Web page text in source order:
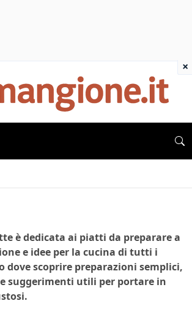
è dedicata ai piatti da preparare a
e idee per la cucina di tutti i
dove scoprire preparazioni semplici,
suggerimenti utili per portare in
×